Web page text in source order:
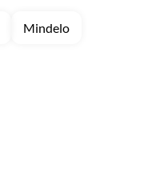
Mindelo